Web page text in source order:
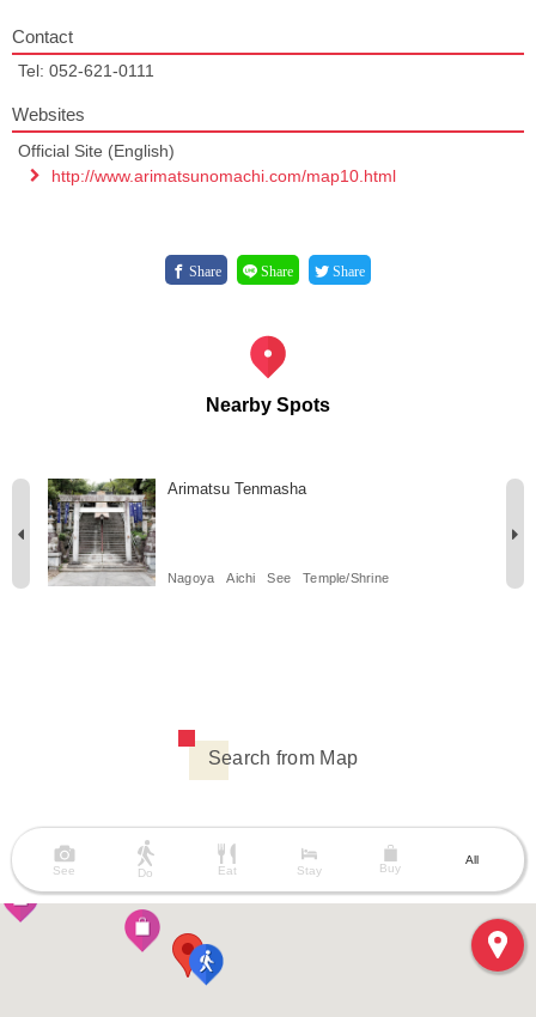
Contact
Tel: 052-621-0111
Websites
Official Site (English)
http://www.arimatsunomachi.com/map10.html
Share Share Share
Nearby Spots
Arimatsu Tenmasha
Nagoya Aichi See Temple/Shrine
Search from Map
See Do Eat Stay Buy
All